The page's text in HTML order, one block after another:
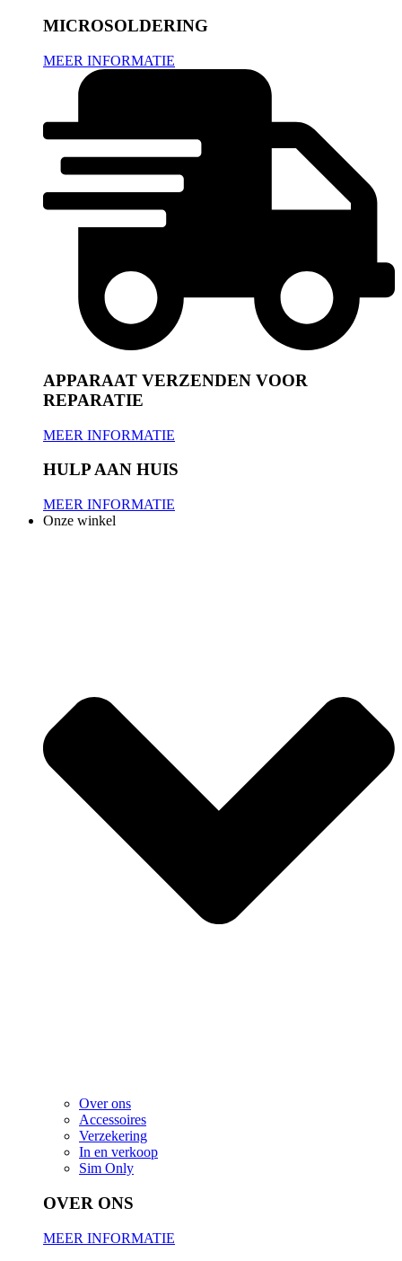
MICROSOLDERING
MEER INFORMATIE
APPARAAT VERZENDEN VOOR
REPARATIE
MEER INFORMATIE
HULP AAN HUIS
MEER INFORMATIE
Onze winkel
Over ons
Accessoires
Verzekering
In en verkoop
Sim Only
OVER ONS
MEER INFORMATIE